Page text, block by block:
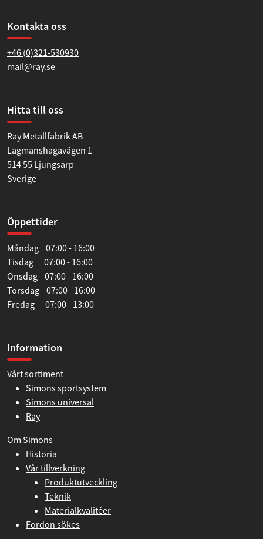
Kontakta oss
+46 (0)321-530930
mail@ray.se
Hitta till oss
Ray Metallfabrik AB
Lagmanshagavägen 1
514 55 Ljungsarp
Sverige
Öppettider
Måndag 07:00 - 16:00
Tisdag 07:00 - 16:00
Onsdag 07:00 - 16:00
Torsdag 07:00 - 16:00
Fredag 07:00 - 13:00
Information
Vårt sortiment
Simons sportsystem
Simons universal
Ray
Om Simons
Historia
Vår tillverkning
Produktutveckling
Teknik
Materialkvalitéer
Fordon sökes